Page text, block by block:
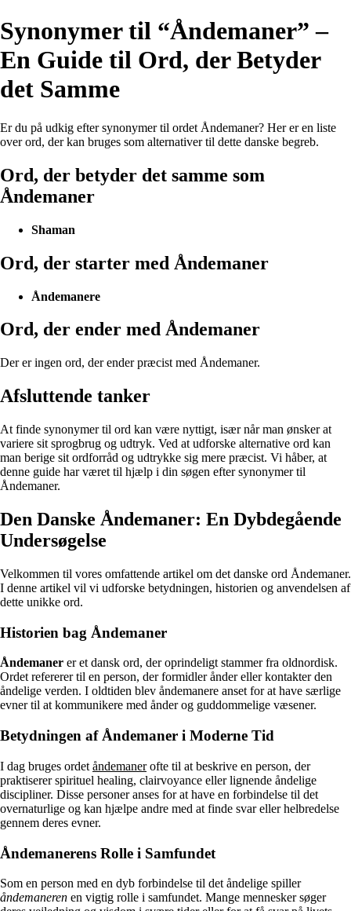
Synonymer til “Åndemaner” –
En Guide til Ord, der Betyder
det Samme
Er du på udkig efter synonymer til ordet Åndemaner? Her er en liste
over ord, der kan bruges som alternativer til dette danske begreb.
Ord, der betyder det samme som
Åndemaner
Shaman
Ord, der starter med Åndemaner
Åndemanere
Ord, der ender med Åndemaner
Der er ingen ord, der ender præcist med Åndemaner.
Afsluttende tanker
At finde synonymer til ord kan være nyttigt, især når man ønsker at
variere sit sprogbrug og udtryk. Ved at udforske alternative ord kan
man berige sit ordforråd og udtrykke sig mere præcist. Vi håber, at
denne guide har været til hjælp i din søgen efter synonymer til
Åndemaner.
Den Danske Åndemaner: En Dybdegående
Undersøgelse
Velkommen til vores omfattende artikel om det danske ord Åndemaner.
I denne artikel vil vi udforske betydningen, historien og anvendelsen af
dette unikke ord.
Historien bag Åndemaner
Åndemaner er et dansk ord, der oprindeligt stammer fra oldnordisk.
Ordet refererer til en person, der formidler ånder eller kontakter den
åndelige verden. I oldtiden blev åndemanere anset for at have særlige
evner til at kommunikere med ånder og guddommelige væsener.
Betydningen af Åndemaner i Moderne Tid
I dag bruges ordet åndemanerofte til at beskrive en person, der
praktiserer spirituel healing, clairvoyance eller lignende åndelige
discipliner. Disse personer anses for at have en forbindelse til det
overnaturlige og kan hjælpe andre med at finde svar eller helbredelse
gennem deres evner.
Åndemanerens Rolle i Samfundet
Som en person med en dyb forbindelse til det åndelige spiller
åndemaneren en vigtig rolle i samfundet. Mange mennesker søger